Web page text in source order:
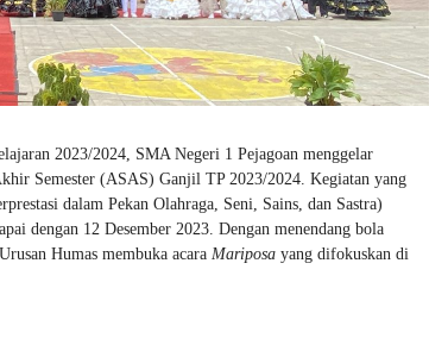
2023/2024, SMA Negeri 1 Pejagoan menggelar
Semester (ASAS) Ganjil TP 2023/2024. Kegiatan yang
dalam Pekan Olahraga, Seni, Sains, dan Sastra)
dengan 12 Desember 2023. Dengan menendang bola
Humas membuka acara Mariposa yang difokuskan di